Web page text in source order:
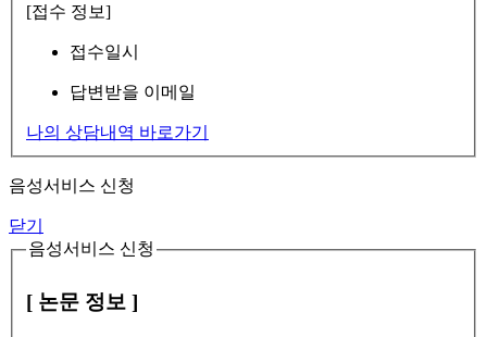
[접수 정보]
접수일시
답변받을 이메일
나의 상담내역 바로가기
음성서비스 신청
닫기
음성서비스 신청
[ 논문 정보 ]